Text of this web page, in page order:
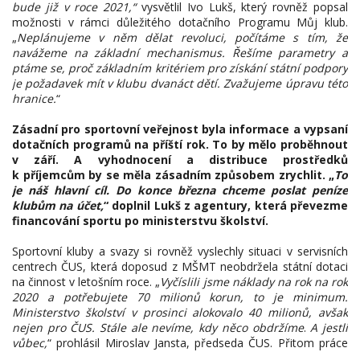
bude již v roce 2021,“ vysvětlil Ivo Lukš, který rovněž popsal
možnosti v rámci důležitého dotačního Programu Můj klub.
„Neplánujeme v něm dělat revoluci, počítáme s tím, že
navážeme na základní mechanismus. Řešíme parametry a
ptáme se, proč základním kritériem pro získání státní podpory
je požadavek mít v klubu dvanáct dětí. Zvažujeme úpravu této
hranice.“
Zásadní pro sportovní veřejnost byla informace a vypsaní
dotačních programů na příští rok. To by mělo proběhnout
v září. A vyhodnocení a distribuce prostředků
k příjemcům by se měla zásadním způsobem zrychlit. „To
je náš hlavní cíl. Do konce března chceme poslat peníze
klubům na účet,“ doplnil Lukš z agentury, která převezme
financování sportu po ministerstvu školství.
Sportovní kluby a svazy si rovněž vyslechly situaci v servisních
centrech ČUS, která doposud z MŠMT neobdržela státní dotaci
na činnost v letošním roce. „Vyčíslili jsme náklady na rok na rok
2020 a potřebujete 70 milionů korun, to je minimum.
Ministerstvo školství v prosinci alokovalo 40 milionů, avšak
nejen pro ČUS. Stále ale nevíme, kdy něco obdržíme.A jestli
vůbec,“ prohlásil Miroslav Jansta, předseda ČUS. Přitom práce